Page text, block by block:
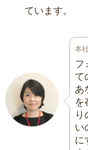
ています。
本
フ
て
あ
を
り
い
に